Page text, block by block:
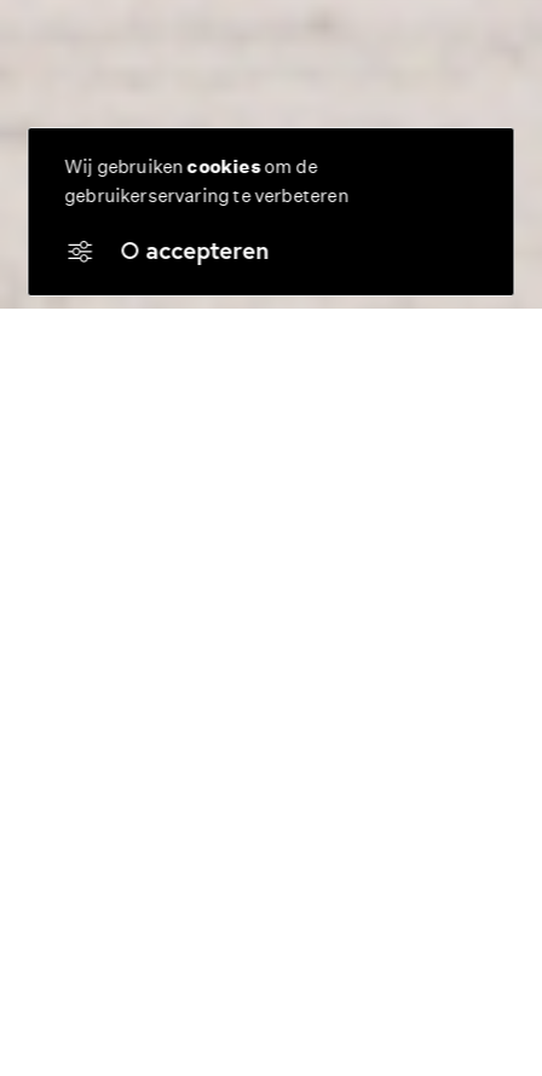
Wij gebruikencookiesom de
gebruikerservaring te verbeteren
accepteren